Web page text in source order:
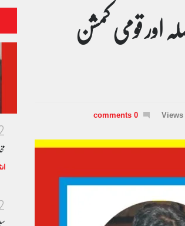
قومی کمشن
0 comments